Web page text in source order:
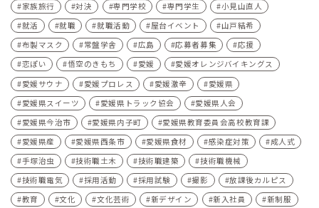
家族旅行
対決 専門学校 専門学生
小見山直人
就活
就職 就職活動 屋台イベント
山戸結希
布製マスク
常盤学舎 広島 応募者募集
応援
恋ぽい
悟空のきもち 愛媛
愛媛オレンジバイキングス
愛媛サウナ
愛媛プロレス 愛媛激辛
愛媛県
愛媛県スイーツ
愛媛県トラック協会
愛媛県人会
愛媛県今治市
愛媛県内子町
愛媛県教育委員会高校教育課
愛媛県産
愛媛県西条市 愛媛県食材 感染症対策
成人式
手塚治虫
技術職土木 技術職建築
技術職機械
技術職電気
採用活動 採用試験 撮影
放課後カルピス
教育
文化 文化芸術 新デザイン 新入社員
新制服